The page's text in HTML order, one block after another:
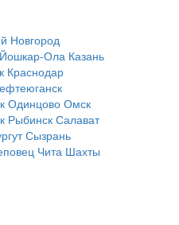
Новгород
Йошкар-Ола Казань
Краснодар
Одинцово Омск
Рыбинск Салават
Сызрань
Чита Шахты